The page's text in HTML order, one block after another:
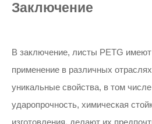
Заключение
В заключение, листы PETG имеют
применение в различных
уникальные свойства, в том
ударопрочность, химическая
изготовления, делают их